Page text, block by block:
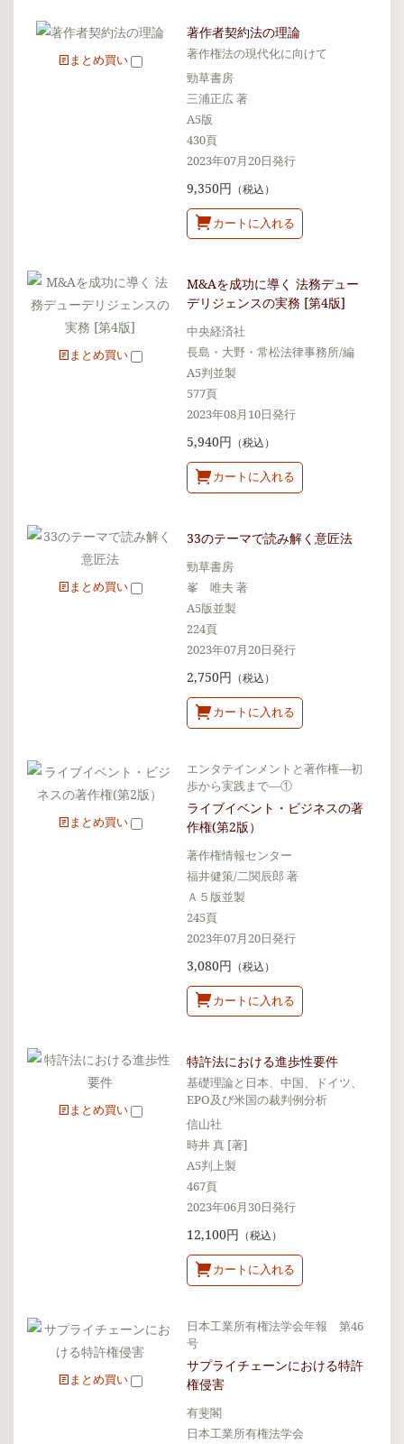
まとめ買い
著作者契約法の理論
著作権法の現代化に向けて
勁草書房
三浦正広 著
A5版
430頁
2023年07月20日発行
9,350円 （税込）
カートに入れる
まとめ買い
M&Aを成功に導く 法務デュー
デリジェンスの実務 [第4版]
中央経済社
長島・大野・常松法律事務所/編
A5判並製
577頁
2023年08月10日発行
5,940円 （税込）
カートに入れる
まとめ買い
33のテーマで読み解く意匠法
勁草書房
峯 唯夫 著
A5版並製
224頁
2023年07月20日発行
2,750円 （税込）
カートに入れる
まとめ買い
エンタテインメントと著作権―初
歩から実践まで―①
ライブイベント・ビジネスの著
作権(第2版）
著作権情報センター
福井健策/二関辰郎 著
Ａ５版並製
245頁
2023年07月20日発行
3,080円 （税込）
カートに入れる
まとめ買い
特許法における進歩性要件
基礎理論と日本、中国、ドイツ、
EPO及び米国の裁判例分析
信山社
時井 真 [著]
A5判上製
467頁
2023年06月30日発行
12,100円 （税込）
カートに入れる
まとめ買い
日本工業所有権法学会年報 第46
号
サプライチェーンにおける特許
権侵害
有斐閣
日本工業所有権法学会